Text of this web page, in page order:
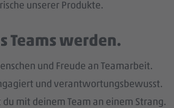
unserer Produkte.
Teams werden.
und Freude an Teamarbeit.
und verantwortungsbewusst.
mit deinem Team an einem Strang.